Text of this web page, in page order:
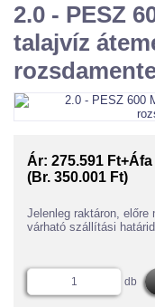
2.0 - PESZ
talajvíz
Ár: 275.591 Ft+Áfa
(Br. 350.001 Ft)
Jelenleg raktáron, előre
várható szállítási
db